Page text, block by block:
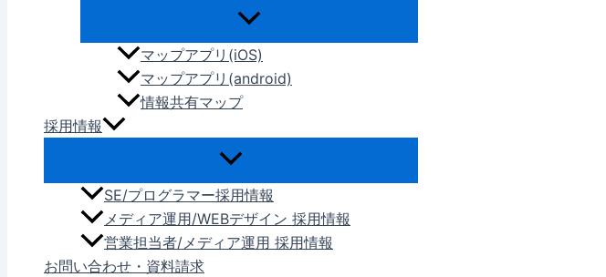
マップアプリ(iOS)
マップアプリ(android)
情報共有マップ
採用情報
SE/プログラマー採用情報
メディア運用/WEBデザイン 採用情報
営業担当者/メディア運用 採用情報
お問い合わせ・資料請求